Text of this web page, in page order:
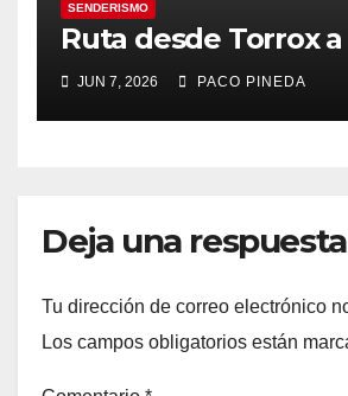
SENDERISMO
Ruta desde Torrox a
JUN 7, 2026 PACO PINEDA
Deja una respuesta
Tu dirección de correo electrónico
Los campos obligatorios están